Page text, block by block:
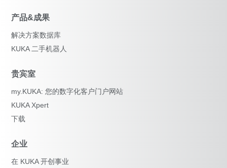
产品&成果
解决方案数据库
KUKA 二手机器人
贵宾室
my.KUKA: 您的数字化客户门户网站
KUKA Xpert
下载
企业
在 KUKA 开创事业